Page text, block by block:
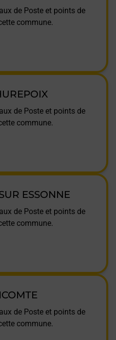
de Poste et points de
commune.
de Poste et points de
commune.
ESSONNE
de Poste et points de
commune.
de Poste et points de
commune.